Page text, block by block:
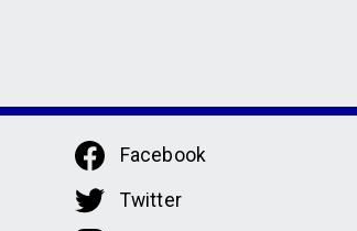
Facebook
Twitter